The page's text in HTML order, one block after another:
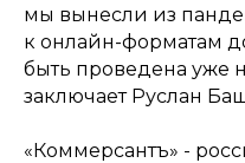
мы вынесли из
к онлайн-форматам
быть проведена уже
заключает Руслан
«Коммерсантъ» -